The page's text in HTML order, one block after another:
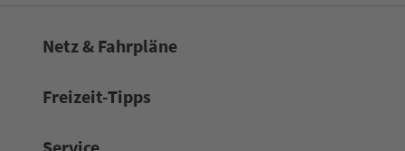
Netz & Fahrpläne
Frei­zeit-Tipps